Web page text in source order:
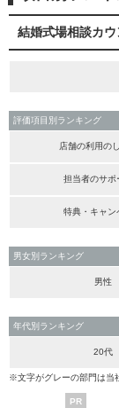
結婚式場相談カ
評価項目別ランキング
店舗の利用の
担当者のサポ
特典・キャン
男女別ランキング
男性
年代別ランキング
20代
※文字がグレーの部門は当
PR